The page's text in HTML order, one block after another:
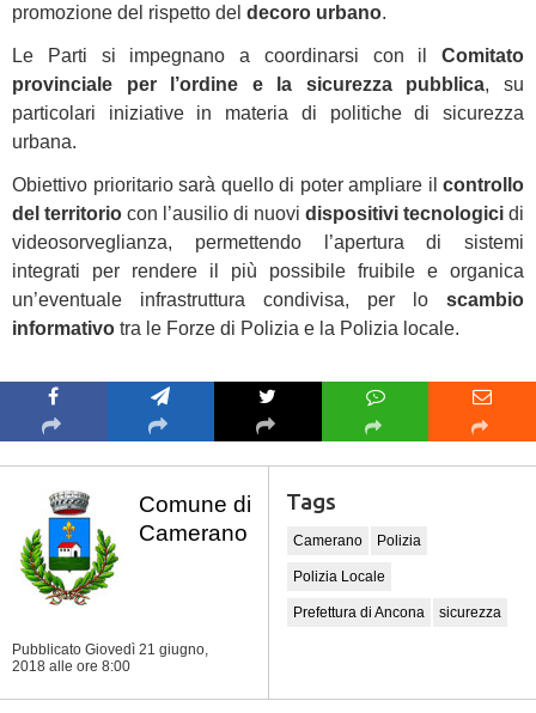
promozione del rispetto del decoro urbano.
Le Parti si impegnano a coordinarsi con il Comitato
provinciale per l’ordine e la sicurezza pubblica, su
particolari iniziative in materia di politiche di sicurezza
urbana.
Obiettivo prioritario sarà quello di poter ampliare il controllo
del territorio con l’ausilio di nuovi dispositivi tecnologici di
videosorveglianza, permettendo l’apertura di sistemi
integrati per rendere il più possibile fruibile e organica
un’eventuale infrastruttura condivisa, per lo scambio
informativo tra le Forze di Polizia e la Polizia locale.
Comune di
Camerano
Pubblicato Giovedì 21 giugno,
2018 alle ore 8:00
Tags
Camerano Polizia
Polizia Locale
Prefettura di Ancona sicurezza